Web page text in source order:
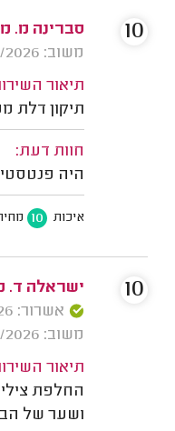
סברינה מ.
משוב: 20/04/2026
תיאור
תיקון דלת
חוות דעת:
היה
איכות 10
10
ישראלה ד.
אשרור: 20/04/2026
משוב: 19/01/2026
תיאור
החלפת
ושער של
10